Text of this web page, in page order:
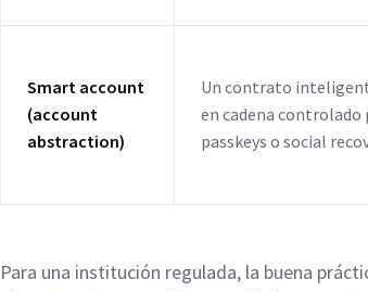
Smart account
(account
abstraction)
Un contrato
en cadena controlado
passkeys o social
Para una institución regulada, la buena